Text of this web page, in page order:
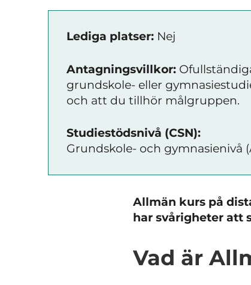
Lediga platser: Nej
Antagningsvillkor:
grundskole- eller
och att du tillhör målgruppen.
Studiestödsnivå (CSN):
Grundskole- och gymnasienivå
Allmän kurs på
har svårigheter att
Vad är